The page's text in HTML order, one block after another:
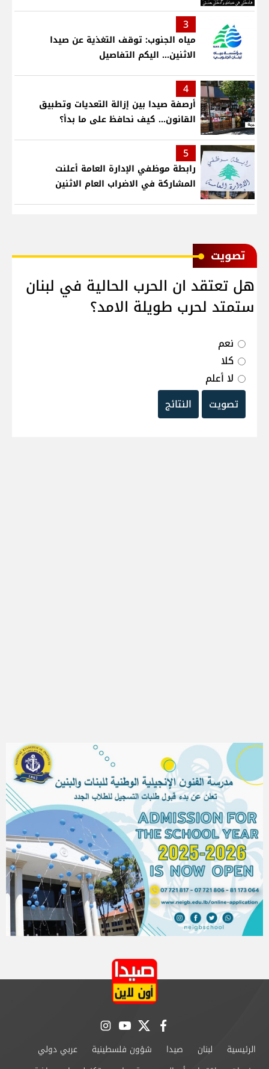
3
مياه الجنوب: توقف التغذية عن صيدا
الاثنين... اليكم التفاصيل
4
أرصفة صيدا بين إزالة التعديات وتطبيق
القانون... كيف نحافظ على ما بدأ؟
5
رابطة موظفي الإدارة العامة أعلنت
المشاركة في الاضراب العام الاثنين
ﺗﺼﻮﻳﺖ
هل تعتقد ان الحرب الحالية في لبنان
ستمتد لحرب طويلة الامد؟
نعم
كلا
لا أعلم
تصويت
النتائج
facebook
twitter
youtube
instagram
الرئيسية لبنان صيدا شؤون فلسطينية
عربي دولي